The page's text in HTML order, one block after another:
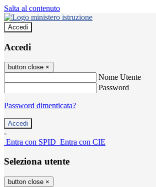
Salta al contenuto
Accedi
Accedi
button close ×
Nome Utente
Password
Password dimenticata?
-
Entra con SPID Entra con CIE
Seleziona utente
button close ×